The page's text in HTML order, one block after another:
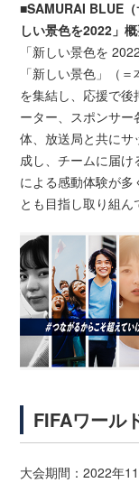
■SAMURAI BLUE
しい景色を2022」
「新しい景色を
「新しい景色」（
を集結し、応援で
ーター、スポンサ
体、放送局と共に
成し、チームに届
による感動体験が多
とも目指し取り組ん
FIFAワール
大会期間：2022年